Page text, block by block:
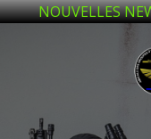
NOUVELLES